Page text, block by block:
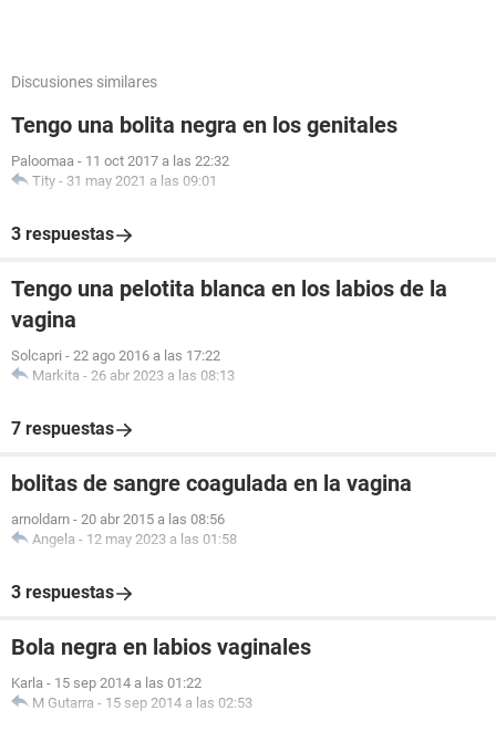
Discusiones similares
Tengo una bolita negra en los genitales
Paloomaa - 11 oct 2017 a las 22:32
Tity - 31 may 2021 a las 09:01
3 respuestas
Tengo una pelotita blanca en los labios de la
vagina
Solcapri - 22 ago 2016 a las 17:22
Markita - 26 abr 2023 a las 08:13
7 respuestas
bolitas de sangre coagulada en la vagina
arnoldarn - 20 abr 2015 a las 08:56
Angela - 12 may 2023 a las 01:58
3 respuestas
Bola negra en labios vaginales
Karla - 15 sep 2014 a las 01:22
M Gutarra - 15 sep 2014 a las 02:53